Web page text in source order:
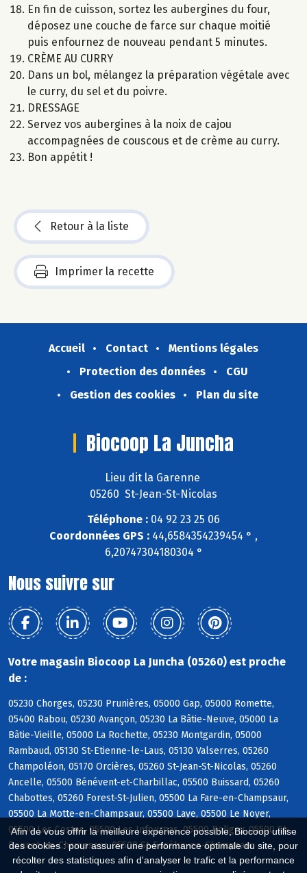
Afin de vous offrir la meilleure expérience possible, Biocoop utilise
des cookies : pour assurer une performance optimale du site, pour
récolter des statistiques afin d'analyser le trafic et la performance
En fin de cuisson, sortez les aubergines du four,
déposez une couche de farce sur chaque moitié
puis enfournez de nouveau pendant 5 minutes.
CRÈME AU CURRY
Dans un bol, mélangez la préparation végétale avec
le curry, du sel et du poivre.
DRESSAGE
Servez vos aubergines à la noix de cajou
accompagnées de couscous et de crème au curry.
Bon appétit !
Retour à la liste
Imprimer la recette
Accueil Contact
Mentions légales
Protection des données
CGU
Gestion des cookies
Plan du site
Biocoop La Juncha
Lieu dit la Garenne
05260 St-Jean-St-Nicolas
Téléphone : 04 92 23 25 06
Coordonnées GPS : 44,6584354239454 ° ,
6,20747304180304 °
Nous suivre sur
Votre magasin Biocoop La Juncha (05260) est proche
de :
05230 Chorges, 05230 Prunières, 05000 Gap, 05000 Romette,
05400 Rabou, 05230 Avançon, 05230 La Bâtie-Neuve, 05000 La
Bâtie-Vieille, 05000 La Rochette, 05230 Montgardin, 05000
Rambaud, 05130 St-Etienne-le-Laus, 05130 Valserres, 05260
Champoléon, 05170 Orcières, 05260 St-Jean-St-Nicolas, 05260
Ancelle, 05500 Bénévent-et-Charbillac, 05500 Buissard, 05260
Chabottes, 05260 Forest-St-Julien, 05500 La Fare-en-Champsaur,
05500 La Motte-en-Champsaur, 05500 Laye, 05500 Le Noyer,
05500 Les Costes, 05500 Les Infournas, 05500 Poligny, 05500 St-
Bonnet-en-Champsaur, 05500 St-Eusèbe-en-Champsaur